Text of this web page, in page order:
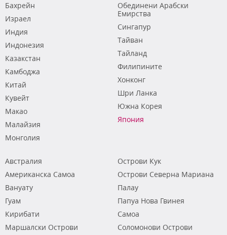
Бахрейн
Израел
Индия
Индонезия
Казакстан
Камбоджа
Китай
Кувейт
Макао
Малайзия
Монголия
Обединени Арабски
Емирства
Сингапур
Тайван
Тайланд
Филипините
Хонконг
Шри Ланка
Южна Корея
Япония
Австралия
Американска Самоа
Вануату
Гуам
Кирибати
Маршалски Острови
Острови Кук
Острови Северна Мариана
Палау
Папуа Нова Гвинея
Самоа
Соломонови Острови